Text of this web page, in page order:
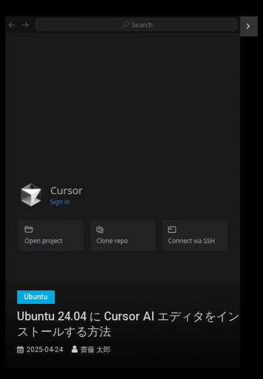
Ubuntu
Ubuntu 24.04 に Cursor AI エディタをイン
ストールする方法
2025-04-24 齋藤 太郎